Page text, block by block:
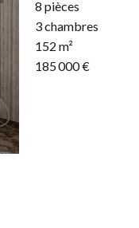
8 pièces
3 chambres
152 m²
185 000 €